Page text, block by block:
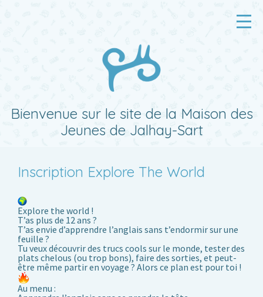
Bienvenue sur le site de la Maison des
Jeunes de Jalhay-Sart
Activités
Planning
Quoi d’neuf ?
Inscription Explore The World
Explore the world !
T’as plus de 12 ans ?
T’as envie d’apprendre l’anglais sans t’endormir sur une
feuille ?
Tu veux découvrir des trucs cools sur le monde, tester des
plats chelous (ou trop bons), faire des sorties, et peut-
être même partir en voyage ? Alors ce plan est pour toi !
Au menu :